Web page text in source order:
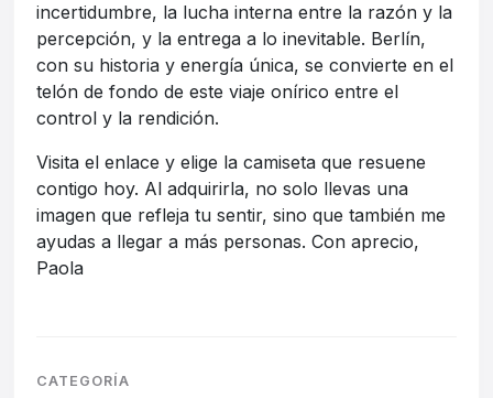
incertidumbre, la lucha interna entre la razón y la
percepción, y la entrega a lo inevitable. Berlín,
con su historia y energía única, se convierte en el
telón de fondo de este viaje onírico entre el
control y la rendición.
Visita el enlace y elige la camiseta que resuene
contigo hoy. Al adquirirla, no solo llevas una
imagen que refleja tu sentir, sino que también me
ayudas a llegar a más personas. Con aprecio,
Paola
CATEGORÍA